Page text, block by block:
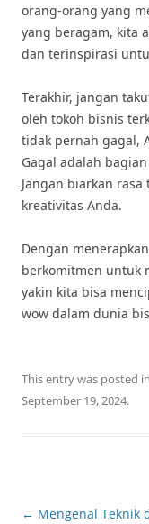
orang-orang yang
yang beragam, kita
dan terinspirasi
Terakhir, jangan
oleh tokoh bisnis
tidak pernah gagal,
Gagal adalah
Jangan biarkan
kreativitas Anda.
Dengan
berkomitmen untuk
yakin kita bisa
wow dalam dunia
This entry was posted in
September 19, 2024.
Post
← Mengenal Teknik